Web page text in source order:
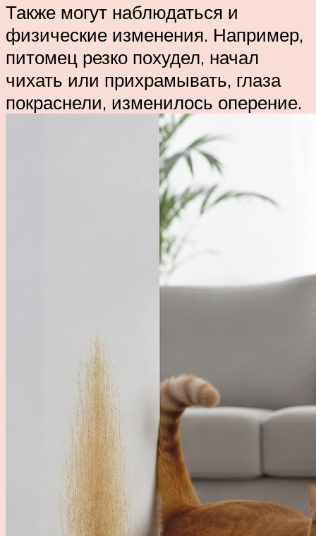
Также могут наблюдаться и
физические изменения. Например,
питомец резко похудел, начал
чихать или прихрамывать, глаза
покраснели, изменилось оперение.